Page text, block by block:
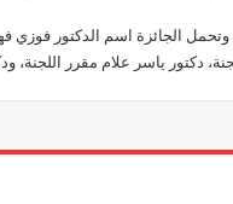
الجائزة اسم الدكتور فوزي
دكتور ياسر علام مقرر اللجنة،